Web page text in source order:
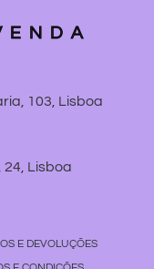
103, Lisboa
24, Lisboa
E DEVOLUÇÕES